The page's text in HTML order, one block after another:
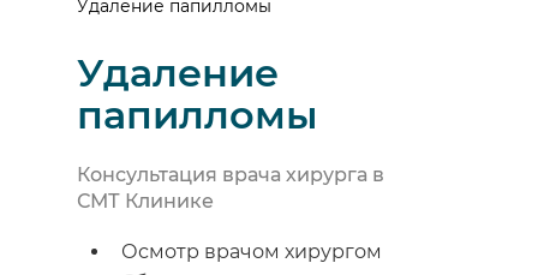
Удаление папилломы
Удаление
папилломы
Консультация врача хирурга в
СМТ Клинике
Осмотр врачом хирургом